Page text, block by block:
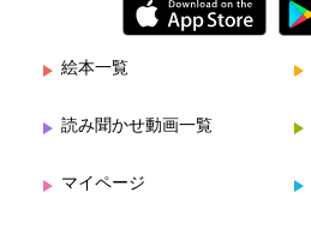
絵本一覧
読み聞かせ動画一覧
マイページ